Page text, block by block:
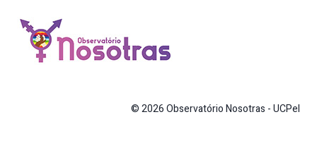
© 2026 Observatório Nosotras - UCPel